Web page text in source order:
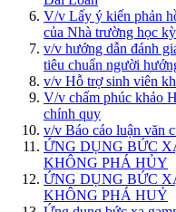
V/v Lấy ý kiến phản
của Nhà trường học
v/v hướng dẫn đánh
tiêu chuẩn người
v/v Hỗ trợ sinh viên
V/v chấm phúc khảo
chính quy
v/v Báo cáo luận văn
ỨNG DỤNG BỨC
KHÔNG PHÁ HỦY
ỨNG DỤNG BỨC
KHÔNG PHÁ HUỶ